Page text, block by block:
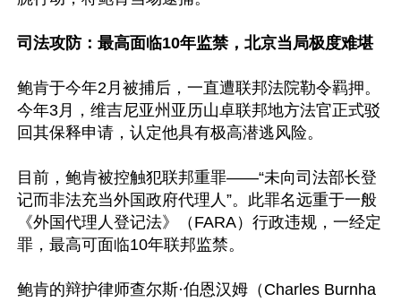
司法攻防：最高面临10年监禁，北京当局极度难堪
鲍肯于今年2月被捕后，一直遭联邦法院勒令羁押。
今年3月，维吉尼亚州亚历山卓联邦地方法官正式驳
回其保释申请，认定他具有极高潜逃风险。
目前，鲍肯被控触犯联邦重罪——“未向司法部长登
记而非法充当外国政府代理人”。此罪名远重于一般
《外国代理人登记法》（FARA）行政违规，一经定
罪，最高可面临10年联邦监禁。
鲍肯的辩护律师查尔斯·伯恩汉姆（Charles Burnha